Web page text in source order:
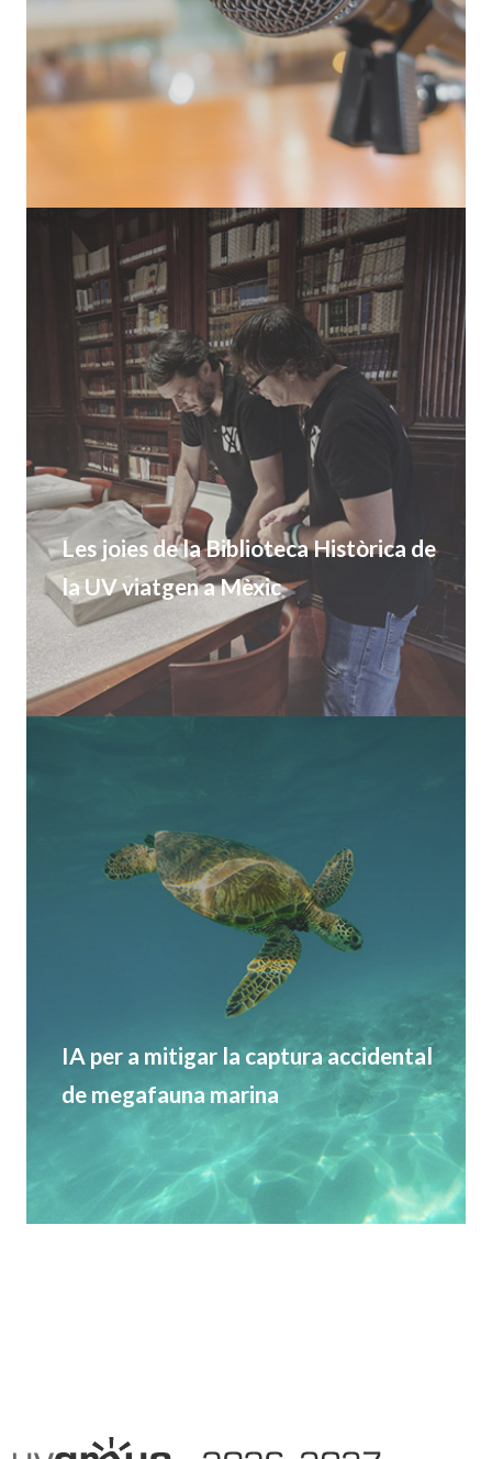
Les joies de la Biblioteca Històrica de
la UV viatgen a Mèxic
IA per a mitigar la captura accidental
de megafauna marina